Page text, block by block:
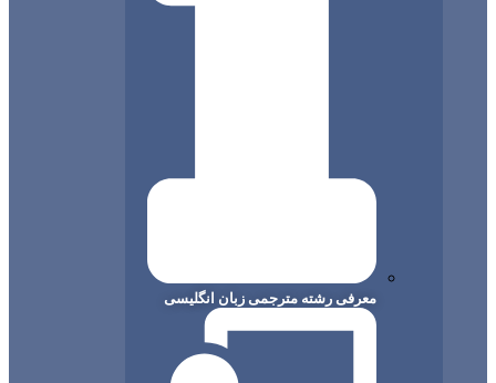
معرفی رشته مترجمی زبان انگلیسی